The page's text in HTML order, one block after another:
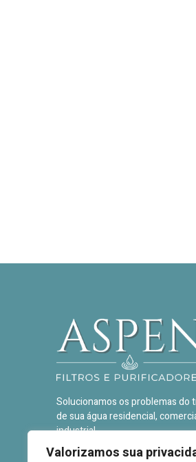
Valorizamos sua
Solucionamos os problemas do
de sua água residencial,
industrial.
(19) 99670-3526